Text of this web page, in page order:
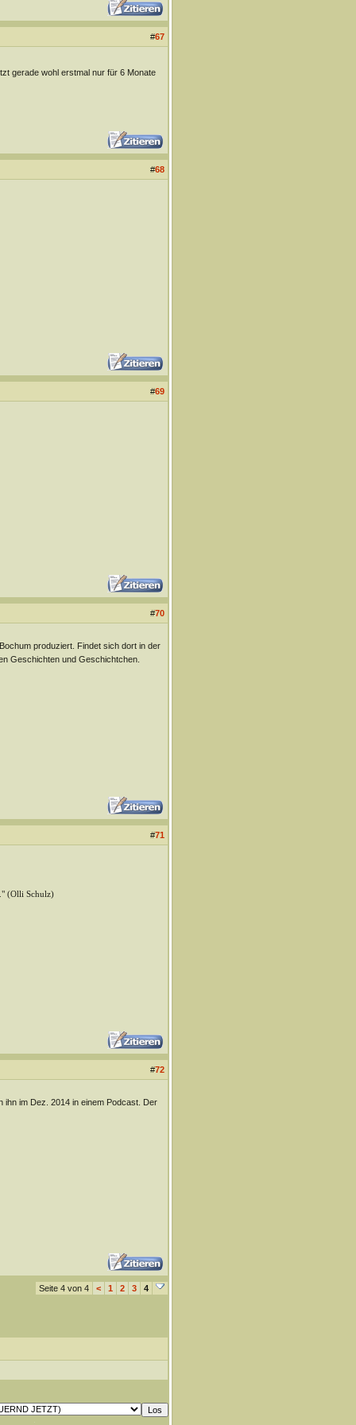
#67
gerade wohl erstmal nur für 6 Monate
#68
#69
#70
produziert. Findet sich dort in der
Geschichten und Geschichtchen.
#71
(Olli Schulz)
#72
ihn im Dez. 2014 in einem Podcast. Der
Seite 4 von 4 < 1 2 3 4